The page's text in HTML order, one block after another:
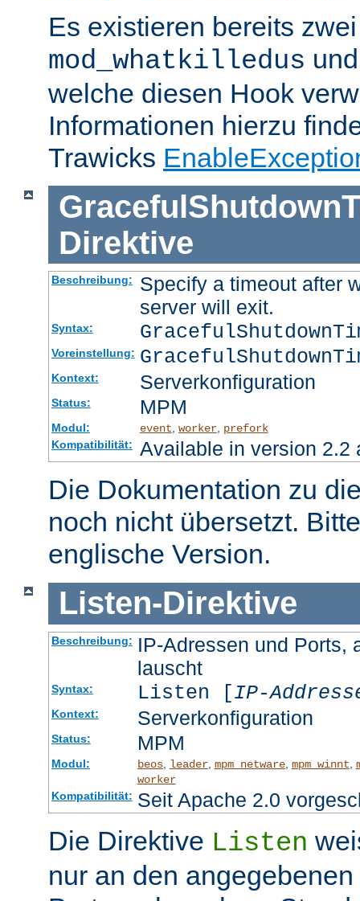
Es existieren bereits
mod_whatkilledus
welche diesen Hook
Informationen hierzu
Trawicks
Direktive
Beschreibung:
Specify a timeout after
server will exit.
Syntax:
Voreinstellung:
Kontext: Serverkonfiguration
Status: MPM
Modul: event, worker, prefork
Kompatibilität:
Available in version 2.2
Die Dokumentation zu
noch nicht übersetzt.
englische Version.
Listen-Direktive
Beschreibung: IP-Adressen und Ports,
lauscht
Syntax: Listen [IP-
Kontext: Serverkonfiguration
Status: MPM
Modul: beos, leader, mpm_netware, mpm_winnt
worker
Kompatibilität: Seit Apache 2.0
Die Direktive Listen
nur an den